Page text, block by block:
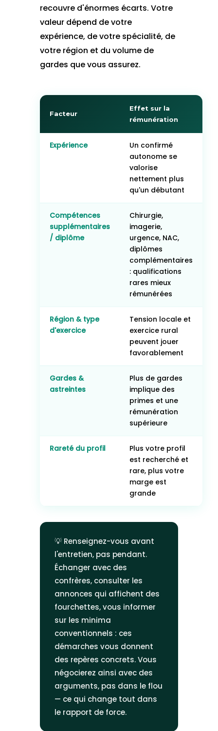
recouvre d'énormes écarts. Votre
valeur dépend de votre
expérience, de votre spécialité, de
votre région et du volume de
gardes que vous assurez.
Facteur
Effet sur la
rémunération
Expérience
Un confirmé
autonome se
valorise
nettement plus
qu'un débutant
Compétences
supplémentaires
/ diplôme
Chirurgie,
imagerie,
urgence, NAC,
diplômes
complémentaires
: qualifications
rares mieux
rémunérées
Région & type
d'exercice
Tension locale et
exercice rural
peuvent jouer
favorablement
Gardes &
astreintes
Plus de gardes
implique des
primes et une
rémunération
supérieure
Rareté du profil
Plus votre profil
est recherché et
rare, plus votre
marge est
grande
💡 Renseignez-vous avant
l'entretien, pas pendant.
Échanger avec des
confrères, consulter les
annonces qui affichent des
fourchettes, vous informer
sur les minima
conventionnels : ces
démarches vous donnent
des repères concrets. Vous
négocierez ainsi avec des
arguments, pas dans le flou
— ce qui change tout dans
le rapport de force.